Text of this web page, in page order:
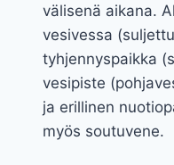
välisenä aikana.
vesivessa
tyhjennyspaikka
vesipiste
ja erillinen
myös soutuvene.